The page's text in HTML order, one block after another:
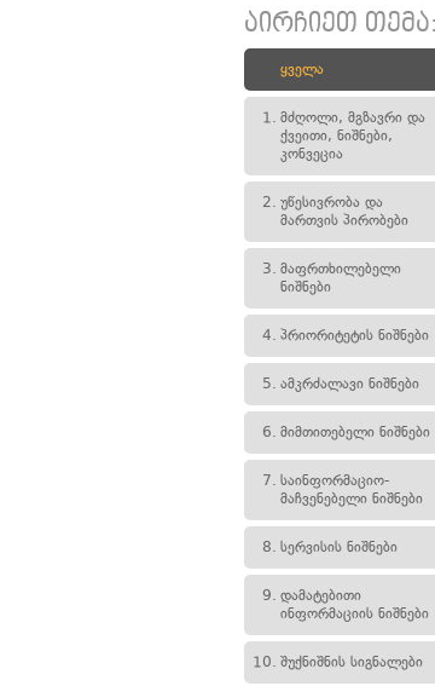
აირჩიეთ თემა:
ყველა
1. მძღოლი, მგზავრი და
ქვეითი, ნიშნები,
კონვეცია
2. უწესივრობა და
მართვის პირობები
3. მაფრთხილებელი
ნიშნები
4. პრიორიტეტის ნიშნები
5. ამკრძალავი ნიშნები
6. მიმთითებელი ნიშნები
7. საინფორმაციო-
მაჩვენებელი ნიშნები
8. სერვისის ნიშნები
9. დამატებითი
ინფორმაციის ნიშნები
10. შუქნიშნის სიგნალები